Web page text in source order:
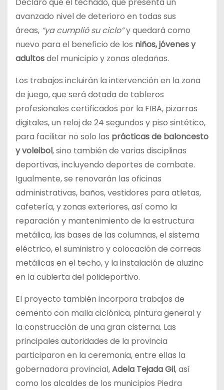
Declaró que el techado, que presenta un
avanzado nivel de deterioro en todas sus
áreas, “ya cumplió su ciclo”y quedará como
nuevo para el beneficio de los niños, jóvenes y
adultosdel municipio y zonas aledañas.
Los trabajos incluirán la intervención en la zona
de juego, que será dotada de tableros
profesionales certificados por la FIBA, pizarras
digitales, un reloj de 24 segundos y piso sintético,
para facilitar no solo las prácticas de baloncesto
y voleibol, sino también de varias disciplinas
deportivas, incluyendo deportes de combate.
Igualmente, se renovarán las oficinas
administrativas, baños, vestidores para atletas,
cafetería, y zonas exteriores, así como la
reparación y mantenimiento de la estructura
metálica, las bases de las columnas, el sistema
eléctrico, el suministro y colocación de correas
metálicas en el techo, y la instalación de aluzinc
en la cubierta del polideportivo.
El proyecto también incorpora trabajos de
cemento con malla ciclónica, pintura general y
la construcción de una gran cisterna. Las
principales autoridades de la provincia
participaron en la ceremonia, entre ellas la
gobernadora provincial,Adela Tejada Gil, así
como los alcaldes de los municipios Piedra